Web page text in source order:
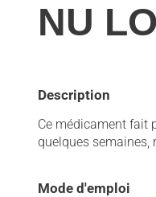
NU
Description
Ce médicament fait
quelques semaines,
Mode d'emploi